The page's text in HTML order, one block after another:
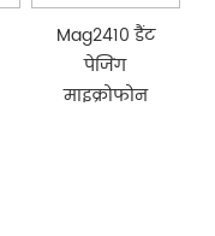
Mag2410 डैंट
पेजिंग
माइक्रोफोन